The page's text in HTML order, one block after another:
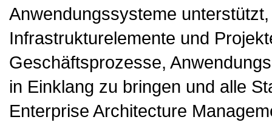
Anwendungssysteme
Infrastrukturelemente und
Geschäftsprozesse,
in Einklang zu bringen und alle
Enterprise Architecture